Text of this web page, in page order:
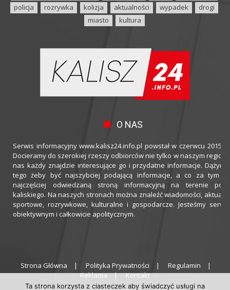
policja
rozrywka kolizja aktualności wypadek
drogi
miasto
kultura
O NAS
Serwis informacyjny www.kalisz24.info.pl powstał w czerwcu 2015
Docieramy do szerokiej rzeszy odbiorców nie tylko w naszym
nas każdy znajdzie interesujące go i przydatne informacje.
tego żeby być najszybciej podającą informacje, a co za tym
najczęściej odwiedzaną stroną informacyjną na terenie
kaliskiego. Na naszych stronach można znaleźć wiadomości,
sportowe, rozrywkowe, kulturalne i gospodarcze. Jesteśmy
obiektywnym i całkowicie apolitycznym.
Strona Główna Polityka Prywatności
Regulamin
Reklama
Kontakt
Ta strona korzysta z ciasteczek aby świadczyć usługi na